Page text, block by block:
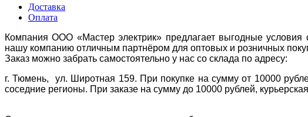
Доставка
Оплата
Компания ООО «Мастер электрик» предлагает выгодные условия
нашу компанию отличным партнёром для оптовых и розничных
Заказ можно забрать самостоятельно у нас со склада по адресу:
г. Тюмень, ул. Широтная 159. При покупке на сумму от 10000
соседние регионы. При заказе на сумму до 10000 рублей,